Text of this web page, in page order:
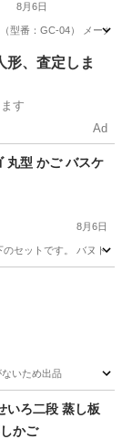
8月6日
型番：GC-04） メー
形、査定しま
す
Ad
丸型 かご バスケ
8月6日
セットです。 バヌト
いため出品
いろ二段 蒸し板
かご